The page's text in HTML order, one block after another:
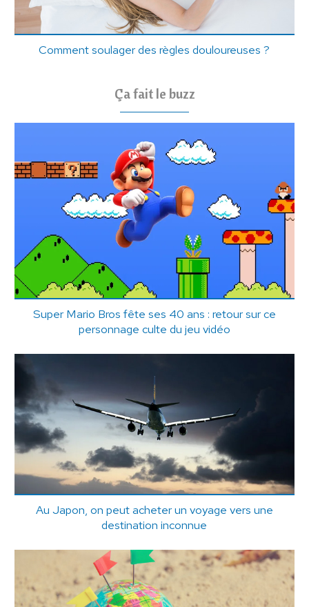
Comment soulager des règles douloureuses ?
Ça fait le buzz
Super Mario Bros fête ses 40 ans : retour sur ce
personnage culte du jeu vidéo
Au Japon, on peut acheter un voyage vers une
destination inconnue